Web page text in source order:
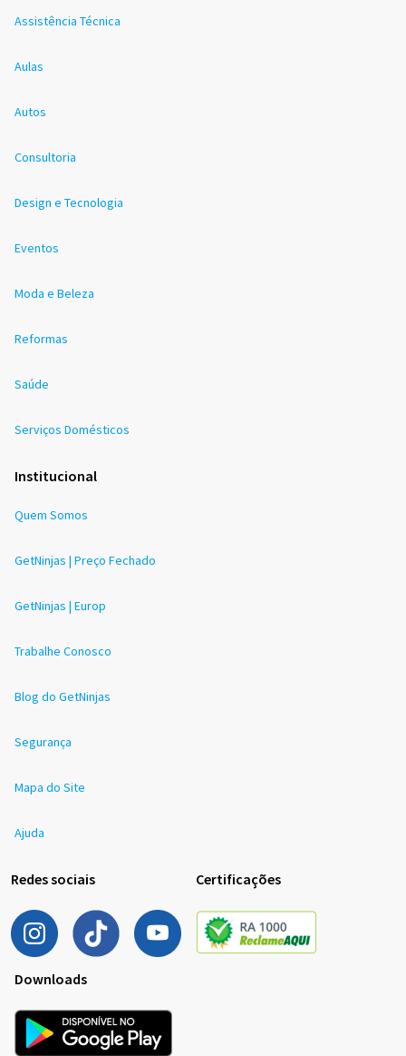
Assistência Técnica
Aulas
Autos
Consultoria
Design e Tecnologia
Eventos
Moda e Beleza
Reformas
Saúde
Serviços Domésticos
Institucional
Quem Somos
GetNinjas | Preço Fechado
GetNinjas | Europ
Trabalhe Conosco
Blog do GetNinjas
Segurança
Mapa do Site
Ajuda
Redes sociais Certificações
Downloads